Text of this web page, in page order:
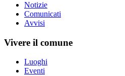
Notizie
Comunicati
Avvisi
Vivere il comune
Luoghi
Eventi